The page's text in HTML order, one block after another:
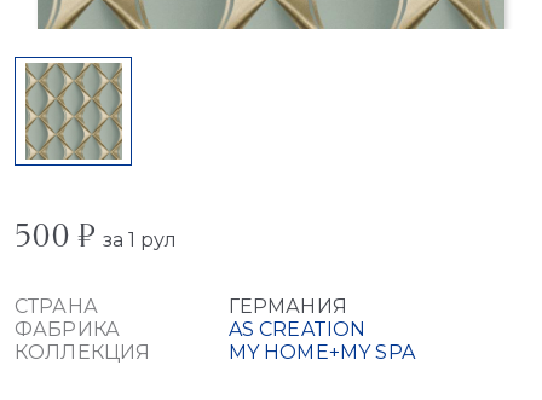
500 ₽ за 1 рул
СТРАНА
ГЕРМАНИЯ
ФАБРИКА
AS CREATION
КОЛЛЕКЦИЯ
MY HOME+MY SPA